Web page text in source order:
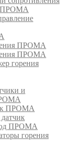
ПРОМА
ПРОМА
ПРОМА
горения
и
ПРОМА
ПРОМА
горения